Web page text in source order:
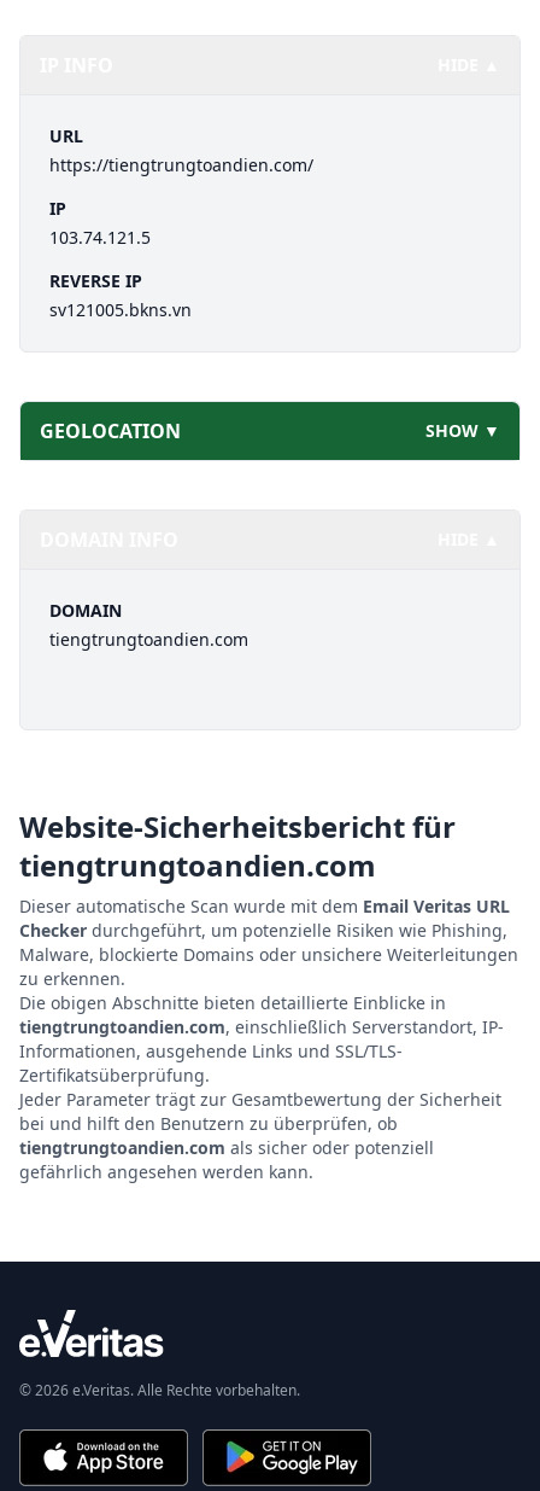
URL
https://tiengtrungtoandien.com/
IP
103.74.121.5
REVERSE IP
sv121005.bkns.vn
GEOLOCATION SHOW ▼
DOMAIN
tiengtrungtoandien.com
Website-Sicherheitsbericht für
tiengtrungtoandien.com
Dieser automatische Scan wurde mit dem Email Veritas URL
Checker durchgeführt, um potenzielle Risiken wie Phishing,
Malware, blockierte Domains oder unsichere Weiterleitungen
zu erkennen.
Die obigen Abschnitte bieten detaillierte Einblicke in
tiengtrungtoandien.com, einschließlich Serverstandort, IP-
Informationen, ausgehende Links und SSL/TLS-
Zertifikatsüberprüfung.
Jeder Parameter trägt zur Gesamtbewertung der Sicherheit
bei und hilft den Benutzern zu überprüfen, ob
tiengtrungtoandien.com als sicher oder potenziell
gefährlich angesehen werden kann.
© 2026 e.Veritas. Alle Rechte vorbehalten.